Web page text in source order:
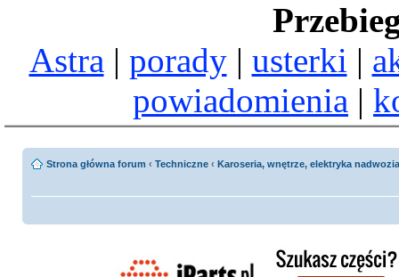
Astra | porady| usterki |
powiadomienia |
Strona główna forum ‹ Techniczne ‹ Karoseria, wnętrze, elektryka nadwozia